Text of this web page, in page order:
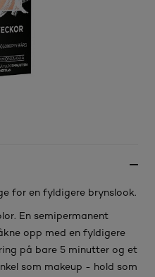
for en fyldigere brynslook.
En semipermanent
opp med en fyldigere
på bare 5 minutter og et
som makeup - hold som